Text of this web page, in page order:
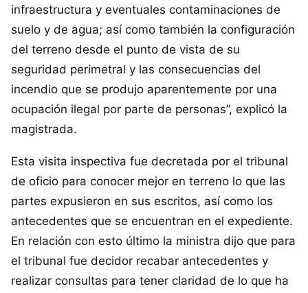
infraestructura y eventuales contaminaciones de
suelo y de agua; así como también la configuración
del terreno desde el punto de vista de su
seguridad perimetral y las consecuencias del
incendio que se produjo aparentemente por una
ocupación ilegal por parte de personas”, explicó la
magistrada.
Esta visita inspectiva fue decretada por el tribunal
de oficio para conocer mejor en terreno lo que las
partes expusieron en sus escritos, así como los
antecedentes que se encuentran en el expediente.
En relación con esto último la ministra dijo que para
el tribunal fue decidor recabar antecedentes y
realizar consultas para tener claridad de lo que ha